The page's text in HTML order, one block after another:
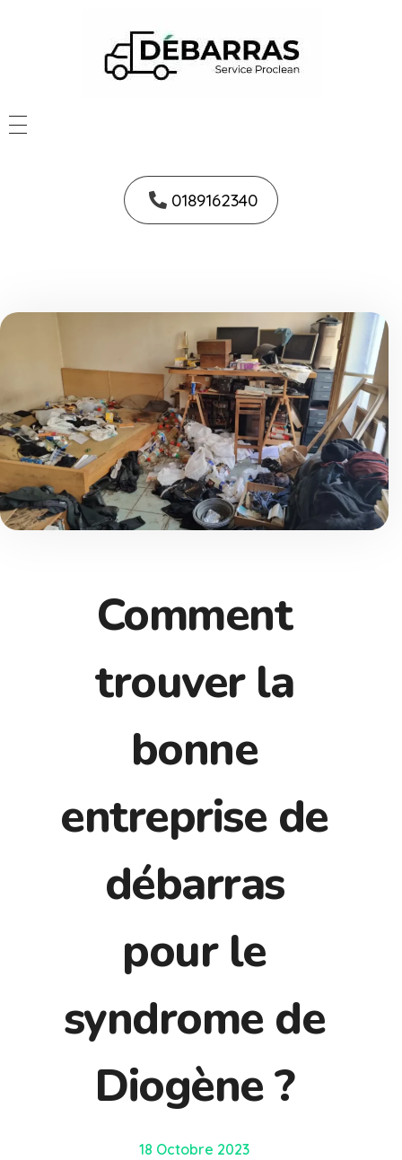
0189162340
Comment
trouver la
bonne
entreprise de
débarras
pour le
syndrome de
Diogène ?
18 Octobre 2023